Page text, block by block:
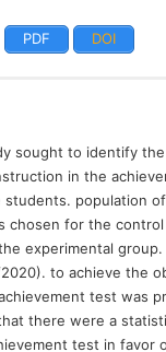
DOI
PDF
sought to identify
in the
students. population
chosen for the
experimental
to achieve the
test was
there were a
test in favor